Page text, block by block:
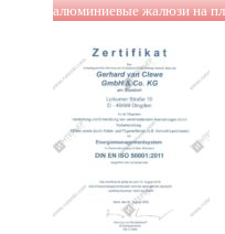
алюминиевые жалюзи на